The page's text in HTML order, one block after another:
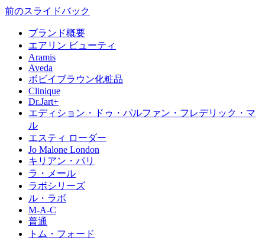
前のスライドバック
ブランド概要
エアリン ビューティ
Aramis
Aveda
ボビイブラウン化粧品
Clinique
Dr.Jart+
エディション・ドゥ・パルファン・フレデリック・マ
ル
エスティ ローダー
Jo Malone London
キリアン・パリ
ラ・メール
ラボシリーズ
ル・ラボ
M-A-C
普通
トム・フォード